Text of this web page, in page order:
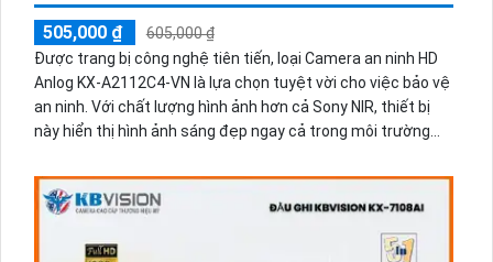
505,000 ₫
605,000 ₫
Được trang bị công nghệ tiên tiến, loại Camera an ninh HD
Anlog KX-A2112C4-VN là lựa chọn tuyệt vời cho việc bảo vệ
an ninh. Với chất lượng hình ảnh hơn cả Sony NIR, thiết bị
này hiển thị hình ảnh sáng đẹp ngay cả trong môi trường
20m giúp giám sát hiệu quả. Với giá rẻ và tiết kiệm, camera
này tương thích và sử dụng công nghệ AHD CVI TVI BCS,
đầu ghi tích hợp công nghệ nhìn đêm Hồng Ngoại Smart IR